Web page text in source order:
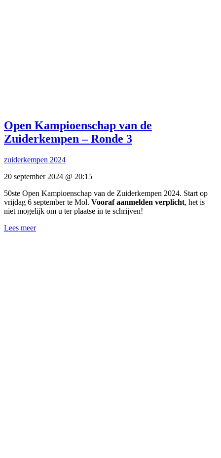
Open Kampioenschap van de
Zuiderkempen – Ronde 3
zuiderkempen 2024
20 september 2024 @ 20:15
50ste Open Kampioenschap van de Zuiderkempen 2024. Start op
vrijdag 6 september te Mol. Vooraf aanmelden verplicht, het is
niet mogelijk om u ter plaatse in te schrijven!
Lees meer